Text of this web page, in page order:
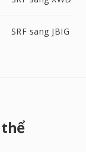
SRF sang JBIG